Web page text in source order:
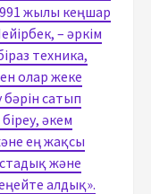
жылы кеңшар
– әркім
техника,
олар жеке
бәрін сатып
әкем
ең жақсы
және
алдық».